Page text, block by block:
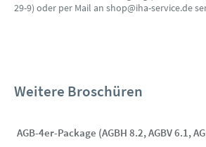
29-9) oder per Mail an shop@iha-service.de
Weitere Broschüren
AGB-4er-Package (AGBH 8.2, AGBV 6.1,